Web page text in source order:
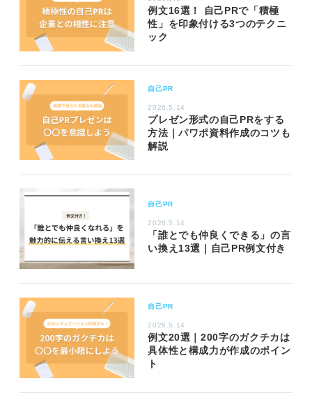
例文16選！ 自己PRで「積極
性」を印象付ける3つのテクニ
ック
自己PR
2026.5.14
プレゼン形式の自己PRをする
方法｜パワポ資料作成のコツも
解説
自己PR
2026.5.14
「誰とでも仲良くできる」の言
い換え13選｜自己PR例文付き
自己PR
2026.5.14
例文20選｜200字のガクチカは
具体性と構成力が作成のポイン
ト